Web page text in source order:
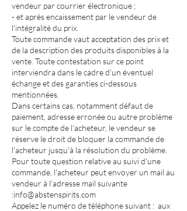
vendeur par courrier électronique ;
- et après encaissement par le vendeur de
l'intégralité du prix.
Toute commande vaut acceptation des prix et
de la description des produits disponibles à la
vente. Toute contestation sur ce point
interviendra dans le cadre d'un éventuel
échange et des garanties ci-dessous
mentionnées.
Dans certains cas, notamment défaut de
paiement, adresse erronée ou autre problème
sur le compte de l'acheteur, le vendeur se
réserve le droit de bloquer la commande de
l'acheteur jusqu'à la résolution du problème.
Pour toute question relative au suivi d'une
commande, l'acheteur peut envoyer un mail au
vendeur à l’adresse mail suivante
:info@abstenspirits.com
Appelez le numéro de téléphone suivant : aux